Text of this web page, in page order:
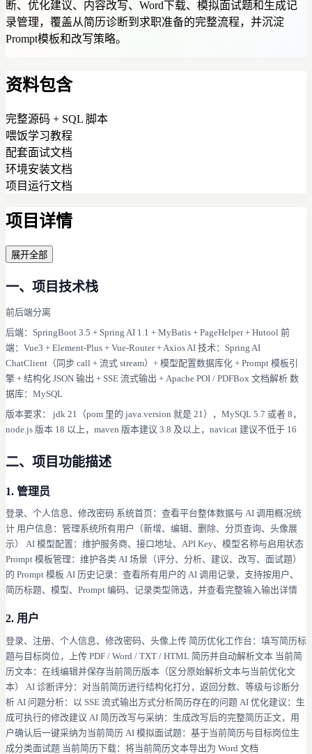
断、优化建议、内容改写、Word下载、模拟面试题和生成记
录管理，覆盖从简历诊断到求职准备的完整流程，并沉淀
Prompt模板和改写策略。
资料包含
完整源码 + SQL 脚本
喂饭学习教程
配套面试文档
环境安装文档
项目运行文档
项目详情
展开全部
一、项目技术栈
前后端分离
后端：SpringBoot 3.5 + Spring AI 1.1 + MyBatis + PageHelper + Hutool 前
端：Vue3 + Element-Plus + Vue-Router + Axios AI 技术：Spring AI
ChatClient（同步 call + 流式 stream）+ 模型配置数据库化 + Prompt 模板引
擎 + 结构化 JSON 输出 + SSE 流式输出 + Apache POI / PDFBox 文档解析 数
据库：MySQL
版本要求： jdk 21（pom 里的 java.version 就是 21），MySQL 5.7 或者 8，
node.js 版本 18 以上，maven 版本建议 3.8 及以上，navicat 建议不低于 16
二、项目功能描述
1. 管理员
登录、个人信息、修改密码 系统首页：查看平台整体数据与 AI 调用概况统
计 用户信息：管理系统所有用户（新增、编辑、删除、分页查询、头像展
示） AI 模型配置：维护服务商、接口地址、API Key、模型名称与启用状态
Prompt 模板管理：维护各类 AI 场景（评分、分析、建议、改写、面试题）
的 Prompt 模板 AI 历史记录：查看所有用户的 AI 调用记录，支持按用户、
简历标题、模型、Prompt 编码、记录类型筛选，并查看完整输入输出详情
2. 用户
登录、注册、个人信息、修改密码、头像上传 简历优化工作台：填写简历标
题与目标岗位，上传 PDF / Word / TXT / HTML 简历并自动解析文本 当前简
历文本：在线编辑并保存当前简历版本（区分原始解析文本与当前优化文
本） AI 诊断评分：对当前简历进行结构化打分，返回分数、等级与诊断分
析 AI 问题分析：以 SSE 流式输出方式分析简历存在的问题 AI 优化建议：生
成可执行的修改建议 AI 简历改写与采纳：生成改写后的完整简历正文，用
户确认后一键采纳为当前简历 AI 模拟面试题：基于当前简历与目标岗位生
成分类面试题 当前简历下载：将当前简历文本导出为 Word 文档